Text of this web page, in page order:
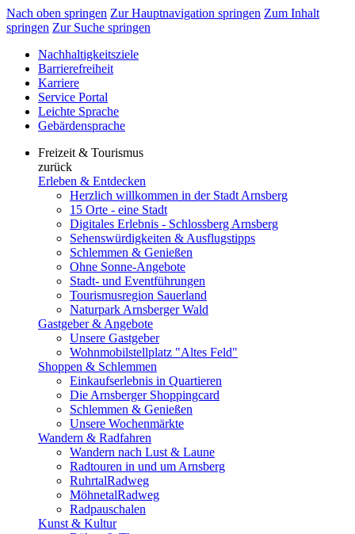
Nach oben springen Zur Hauptnavigation springen Zum Inhalt
springen Zur Suche springen
Nachhaltigkeitsziele
Barrierefreiheit
Karriere
Service Portal
Leichte Sprache
Gebärdensprache
Freizeit & Tourismus
zurück
Erleben & Entdecken
Herzlich willkommen in der Stadt Arnsberg
15 Orte - eine Stadt
Digitales Erlebnis - Schlossberg Arnsberg
Sehenswürdigkeiten & Ausflugstipps
Schlemmen & Genießen
Ohne Sonne-Angebote
Stadt- und Eventführungen
Tourismusregion Sauerland
Naturpark Arnsberger Wald
Gastgeber & Angebote
Unsere Gastgeber
Wohnmobilstellplatz "Altes Feld"
Shoppen & Schlemmen
Einkaufserlebnis in Quartieren
Die Arnsberger Shoppingcard
Schlemmen & Genießen
Unsere Wochenmärkte
Wandern & Radfahren
Wandern nach Lust & Laune
Radtouren in und um Arnsberg
RuhrtalRadweg
MöhnetalRadweg
Radpauschalen
Kunst & Kultur